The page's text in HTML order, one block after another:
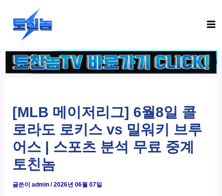
건
너
[MLB 메이저리그] 6월8일 콜
로라도 로키스 vs 밀워키 브루
어스 | 스포츠 분석 무료 중계
토친놈
글쓴이admin/2026년 06월 07일